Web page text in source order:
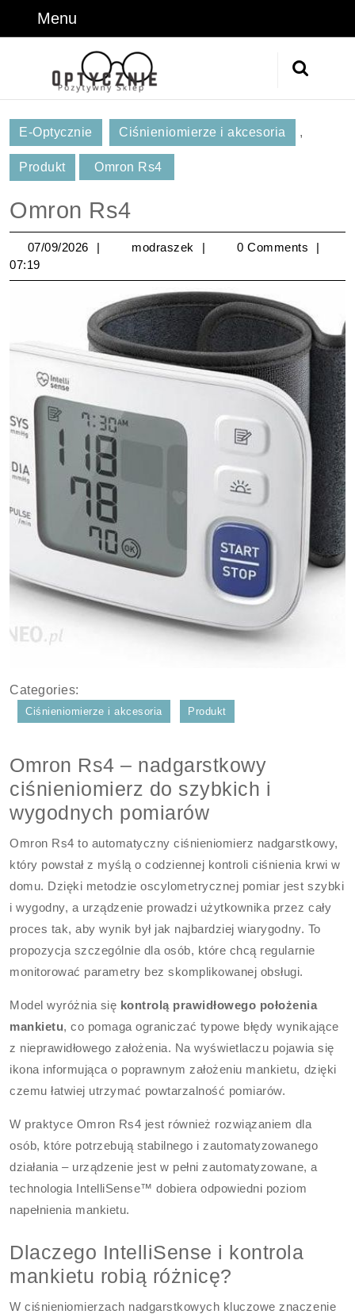
Menu
E-Optycznie Ciśnieniomierze i akcesoria ,
Produkt Omron Rs4
Omron Rs4
07/09/2026 07/09/2026
modraszek modraszek
0 Comments
07:19
Categories:
Ciśnieniomierze i akcesoria Produkt
Omron Rs4 – nadgarstkowy
ciśnieniomierz do szybkich i
wygodnych pomiarów
Omron Rs4 to automatyczny ciśnieniomierz nadgarstkowy,
który powstał z myślą o codziennej kontroli ciśnienia krwi w
domu. Dzięki metodzie oscylometrycznej pomiar jest szybki
i wygodny, a urządzenie prowadzi użytkownika przez cały
proces tak, aby wynik był jak najbardziej wiarygodny. To
propozycja szczególnie dla osób, które chcą regularnie
monitorować parametry bez skomplikowanej obsługi.
Model wyróżnia się kontrolą prawidłowego położenia
mankietu, co pomaga ograniczać typowe błędy wynikające
z nieprawidłowego założenia. Na wyświetlaczu pojawia się
ikona informująca o poprawnym założeniu mankietu, dzięki
czemu łatwiej utrzymać powtarzalność pomiarów.
W praktyce Omron Rs4 jest również rozwiązaniem dla
osób, które potrzebują stabilnego i zautomatyzowanego
działania – urządzenie jest w pełni zautomatyzowane, a
technologia IntelliSense™ dobiera odpowiedni poziom
napełnienia mankietu.
Dlaczego IntelliSense i kontrola
mankietu robią różnicę?
W ciśnieniomierzach nadgarstkowych kluczowe znaczenie